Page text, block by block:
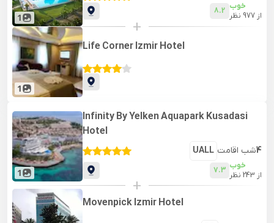
1
8.2 خوب
از 977 نظر
+
1
Life Corner Izmir Hotel
1
Infinity By Yelken Aquapark Kusadasi
Hotel
UALL شب اقامت4
7.3 خوب
از 243 نظر
+
Movenpick Izmir Hotel